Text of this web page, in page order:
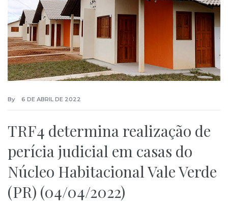
By 6 DE ABRIL DE 2022
TRF4 determina realização de
perícia judicial em casas do
Núcleo Habitacional Vale Verde
(PR) (04/04/2022)